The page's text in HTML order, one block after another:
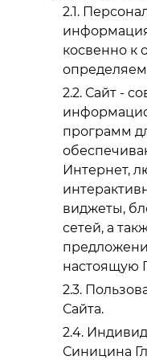
косвенно к
Сайт -
программ
Интернет,
виджеты,
сетей, а
настоящую
Сайта.
Синицина